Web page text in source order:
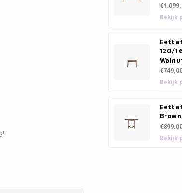
Bekijk
120/
€749,00
Bekijk
€899,00
Bekijk